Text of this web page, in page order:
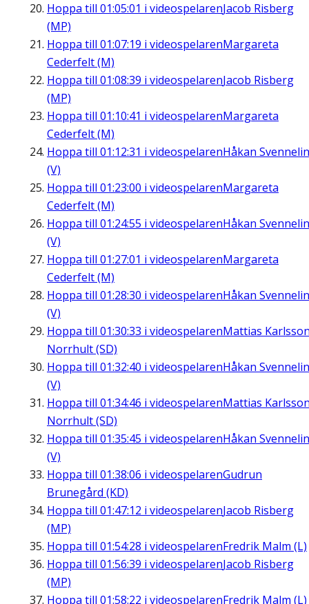
Hoppa till 01:05:01 i videospelarenJacob Risberg
(MP)
Hoppa till 01:07:19 i videospelarenMargareta
Cederfelt (M)
Hoppa till 01:08:39 i videospelarenJacob Risberg
(MP)
Hoppa till 01:10:41 i videospelarenMargareta
Cederfelt (M)
Hoppa till 01:12:31 i videospelarenHåkan
(V)
Hoppa till 01:23:00 i videospelarenMargareta
Cederfelt (M)
Hoppa till 01:24:55 i videospelarenHåkan
(V)
Hoppa till 01:27:01 i videospelarenMargareta
Cederfelt (M)
Hoppa till 01:28:30 i videospelarenHåkan
(V)
Hoppa till 01:30:33 i videospelarenMattias
Norrhult (SD)
Hoppa till 01:32:40 i videospelarenHåkan
(V)
Hoppa till 01:34:46 i videospelarenMattias
Norrhult (SD)
Hoppa till 01:35:45 i videospelarenHåkan
(V)
Hoppa till 01:38:06 i videospelarenGudrun
Brunegård (KD)
Hoppa till 01:47:12 i videospelarenJacob Risberg
(MP)
Hoppa till 01:54:28 i videospelarenFredrik Malm (L)
Hoppa till 01:56:39 i videospelarenJacob Risberg
(MP)
Hoppa till 01:58:22 i videospelarenFredrik Malm (L)